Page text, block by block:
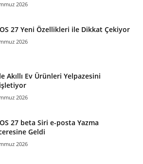
2026
27 Yeni Özellikleri ile Dikkat Çekiyor
2026
Akıllı Ev Ürünleri Yelpazesini
2026
27 beta Siri e-posta Yazma
Geldi
2026